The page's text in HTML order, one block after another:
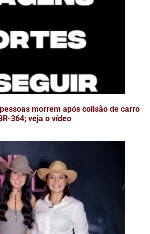
morrem após colisão de carro
364; veja o vídeo